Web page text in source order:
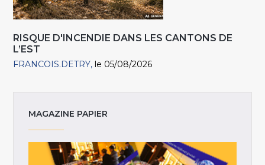
RISQUE D'INCENDIE DANS LES CANTONS DE
L’EST
FRANCOIS.DETRY le 05/08/2026
MAGAZINE PAPIER